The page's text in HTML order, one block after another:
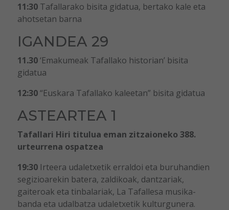
11:30Tafallarako bisita gidatua, bertako kale eta
ahotsetan barna
IGANDEA 29
11.30‘Emakumeak Tafallako historian’ bisita
gidatua
12:30“Euskara Tafallako kaleetan” bisita gidatua
ASTEARTEA 1
Tafallari Hiri titulua eman zitzaioneko 388.
urteurrena ospatzea
19:30Irteera udaletxetik erraldoi eta buruhandien
segizioarekin batera, zaldikoak, dantzariak,
gaiteroak eta tinbalariak, La Tafallesa musika-
banda eta udalbatza udaletxetik kulturgunera.